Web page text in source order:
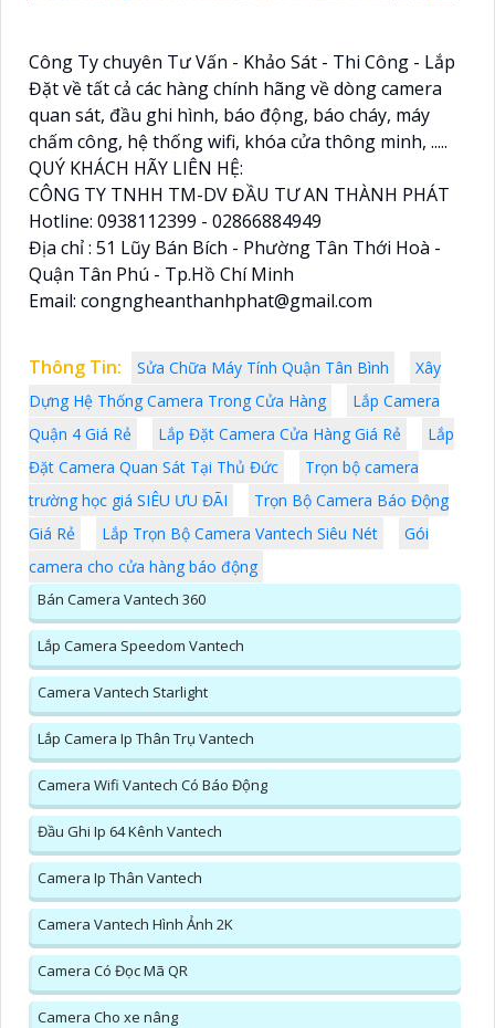
Công Ty chuyên Tư Vấn - Khảo Sát - Thi Công - Lắp
Đặt về tất cả các hàng chính hãng về dòng camera
quan sát, đầu ghi hình, báo động, báo cháy, máy
chấm công, hệ thống wifi, khóa cửa thông minh, .....
QUÝ KHÁCH HÃY LIÊN HỆ:
CÔNG TY TNHH TM-DV ĐẦU TƯ AN THÀNH PHÁT
Hotline: 0938112399 - 02866884949
Địa chỉ : 51 Lũy Bán Bích - Phường Tân Thới Hoà -
Quận Tân Phú - Tp.Hồ Chí Minh
Email: congngheanthanhphat@gmail.com
Thông Tin: Sửa Chữa Máy Tính Quận Tân Bình
Xây
Dựng Hệ Thống Camera Trong Cửa Hàng
Lắp Camera
Quận 4 Giá Rẻ
Lắp Đặt Camera Cửa Hàng Giá Rẻ
Lắp
Đặt Camera Quan Sát Tại Thủ Đức
Trọn bộ camera
trường học giá SIÊU ƯU ĐÃI
Trọn Bộ Camera Báo Động
Giá Rẻ
Lắp Trọn Bộ Camera Vantech Siêu Nét
Gói
camera cho cửa hàng báo động
Bán Camera Vantech 360
Lắp Camera Speedom Vantech
Camera Vantech Starlight
Lắp Camera Ip Thân Trụ Vantech
Camera Wifi Vantech Có Báo Động
Đầu Ghi Ip 64 Kênh Vantech
Camera Ip Thân Vantech
Camera Vantech Hình Ảnh 2K
Camera Có Đọc Mã QR
Camera Cho xe nâng